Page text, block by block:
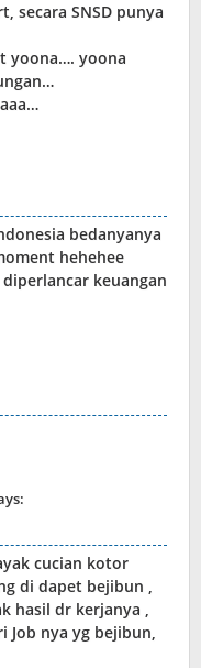
secara SNSD punya
yoona…. yoona
bedanyanya
hehehee
keuangan
cucian kotor
di dapet bejibun ,
hasil dr kerjanya ,
Job nya yg bejibun,